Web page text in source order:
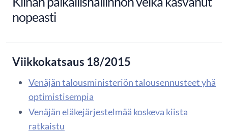
nopeasti
Viikkokatsaus 18/2015
Venäjän talousministeriön talousennusteet yhä
optimistisempia
Venäjän eläkejärjestelmää koskeva kiista
ratkaistu